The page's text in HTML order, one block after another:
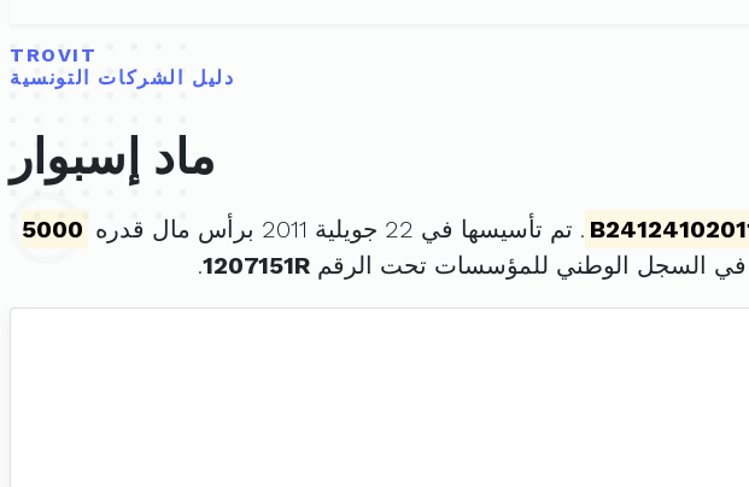
TROVIT
دليل الشركات التونسية
ماد إسبوار
. تم تأسيسها في 22 جويلية 2011 برأس مال قدره
5000
السجل الوطني للمؤسسات تحت الرقم 1207151R
.